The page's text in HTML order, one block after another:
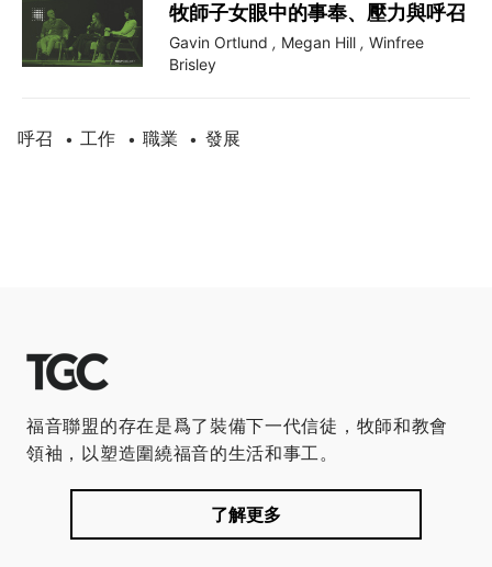
牧師子女眼中的事奉、壓力與呼召
Gavin Ortlund , Megan Hill , Winfree
Brisley
呼召 • 工作 • 職業 • 發展
福音聯盟的存在是爲了裝備下一代信徒，牧師和教會
領袖，以塑造圍繞福音的生活和事工。
了解更多